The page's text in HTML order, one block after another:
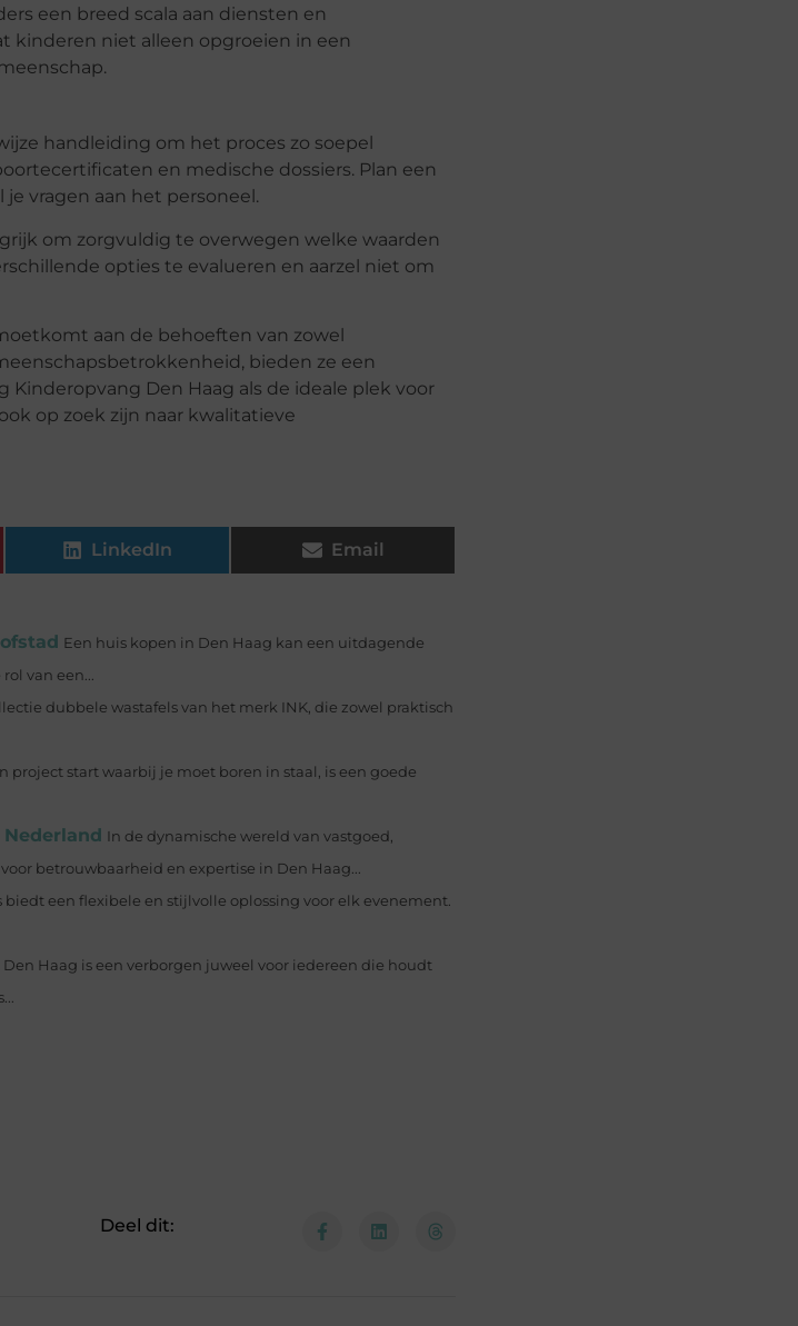
een breed scala aan diensten en
kinderen niet alleen opgroeien in een
handleiding om het proces zo soepel
en medische dossiers. Plan een
vragen aan het personeel.
om zorgvuldig te overwegen welke waarden
opties te evalueren en aarzel niet om
aan de behoeften van zowel
bieden ze een
Den Haag als de ideale plek voor
op zoek zijn naar kwalitatieve
LinkedIn Email
Een huis kopen in Den Haag kan een uitdagende
van een...
dubbele wastafels van het merk INK, die zowel praktisch
project start waarbij je moet boren in staal, is een goede
In de dynamische wereld van vastgoed,
betrouwbaarheid en expertise in Den Haag...
een flexibele en stijlvolle oplossing voor elk evenement.
Haag is een verborgen juweel voor iedereen die houdt
Deel dit: